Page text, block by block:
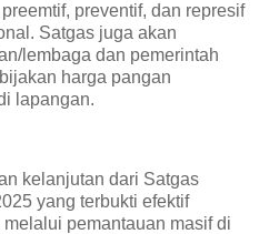
preventif, dan represif
Satgas juga akan
lembaga dan pemerintah
harga pangan
lapangan.
kelanjutan dari Satgas
yang terbukti efektif
pemantauan masif di